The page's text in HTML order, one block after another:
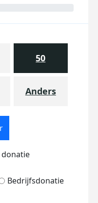
50
Anders
Bedrijfsdonatie